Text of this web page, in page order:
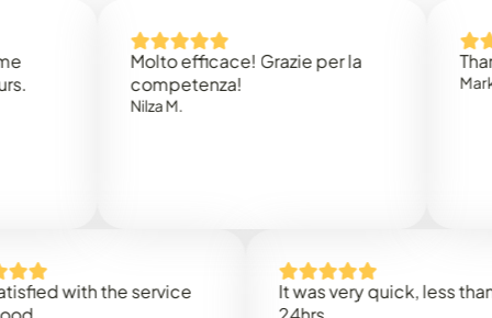
Molto efficace! Grazie per la
competenza!
Thank
the service
It was very quick, less than